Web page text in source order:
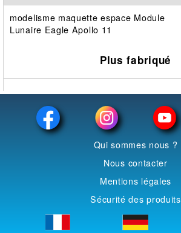
modelisme maquette espace Module
Lunaire Eagle Apollo 11
Plus fabriqué
Qui sommes nous ?
Nous contacter
Mentions légales
Sécurité des produits